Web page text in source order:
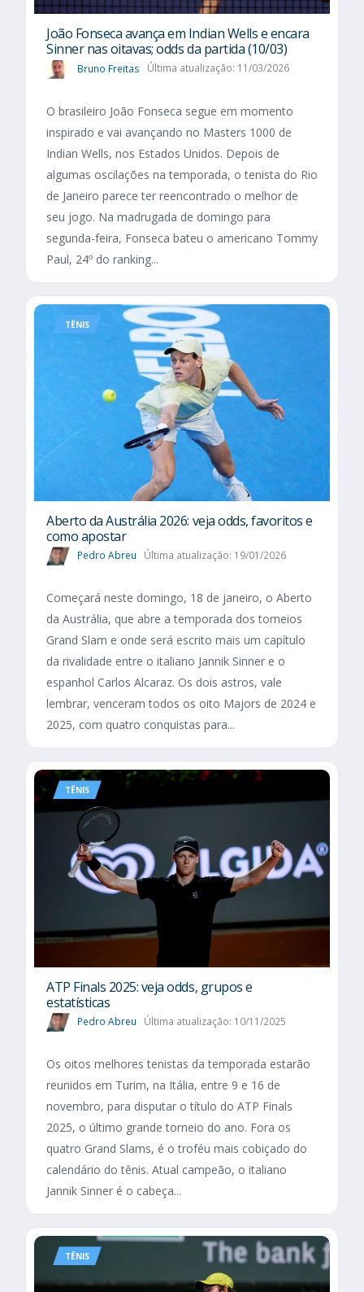
João Fonseca avança em Indian Wells e encara
Sinner nas oitavas; odds da partida (10/03)
Bruno Freitas Última atualização: 11/03/2026
O brasileiro João Fonseca segue em momento
inspirado e vai avançando no Masters 1000 de
Indian Wells, nos Estados Unidos. Depois de
algumas oscilações na temporada, o tenista do Rio
de Janeiro parece ter reencontrado o melhor de
seu jogo. Na madrugada de domingo para
segunda-feira, Fonseca bateu o americano Tommy
Paul, 24º do ranking...
TÊNIS
Aberto da Austrália 2026: veja odds, favoritos e
como apostar
Pedro Abreu Última atualização: 19/01/2026
Começará neste domingo, 18 de janeiro, o Aberto
da Austrália, que abre a temporada dos torneios
Grand Slam e onde será escrito mais um capítulo
da rivalidade entre o italiano Jannik Sinner e o
espanhol Carlos Alcaraz. Os dois astros, vale
lembrar, venceram todos os oito Majors de 2024 e
2025, com quatro conquistas para...
TÊNIS
ATP Finals 2025: veja odds, grupos e
estatísticas
Pedro Abreu Última atualização: 10/11/2025
Os oitos melhores tenistas da temporada estarão
reunidos em Turim, na Itália, entre 9 e 16 de
novembro, para disputar o título do ATP Finals
2025, o último grande torneio do ano. Fora os
quatro Grand Slams, é o troféu mais cobiçado do
calendário do tênis. Atual campeão, o italiano
Jannik Sinner é o cabeça...
TÊNIS